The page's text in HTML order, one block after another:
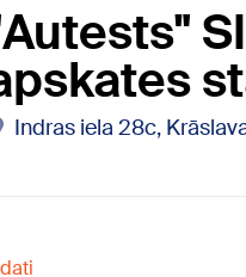
Indras iela 28c,